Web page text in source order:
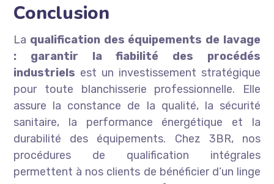
Conclusion
La qualification des équipements de lavage
: garantir la fiabilité des procédés
industriels est un investissement stratégique
pour toute blanchisserie professionnelle. Elle
assure la constance de la qualité, la sécurité
sanitaire, la performance énergétique et la
durabilité des équipements. Chez 3BR, nos
procédures de qualification intégrales
permettent à nos clients de bénéficier d’un linge